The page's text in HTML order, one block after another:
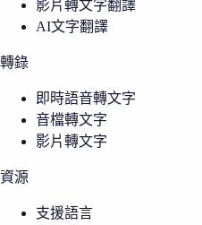
影片轉文字翻譯
AI文字翻譯
轉錄
即時語音轉文字
音檔轉文字
影片轉文字
資源
支援語言